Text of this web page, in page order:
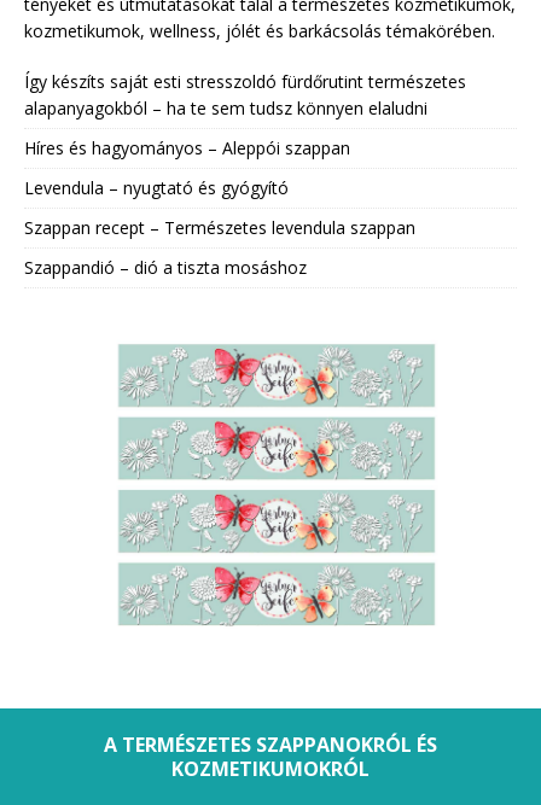
kozmetikumok, wellness, jólét és barkácsolás témakörében.
Így készíts saját esti stresszoldó fürdőrutint természetes
alapanyagokból – ha te sem tudsz könnyen elaludni
Híres és hagyományos – Aleppói szappan
Levendula – nyugtató és gyógyító
Szappan recept – Természetes levendula szappan
Szappandió – dió a tiszta mosáshoz
A TERMÉSZETES SZAPPANOKRÓL ÉS
KOZMETIKUMOKRÓL